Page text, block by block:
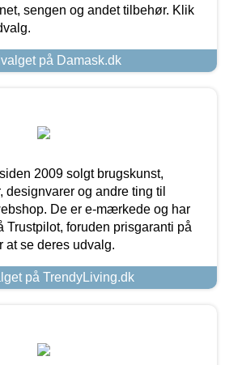
sengen og andet tilbehør. Klik
på Damask.dk
2009 solgt brugskunst,
designvarer og andre ting til
De er e-mærkede og har
Trustpilot, foruden prisgaranti på
at se deres udvalg.
på TrendyLiving.dk